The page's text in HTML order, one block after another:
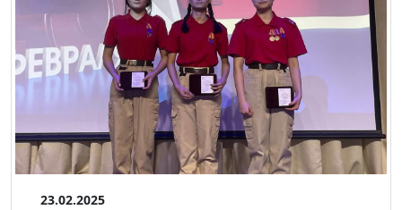
23.02.2025